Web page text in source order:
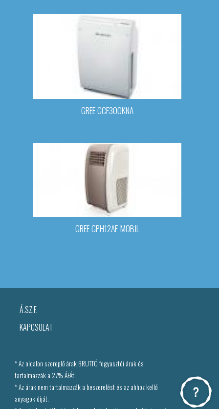
GREE GCF300KNA
GREE GPH12AF MOBIL
Á.SZ.F.
KAPCSOLAT
* Az oldalon szereplő árak BRUTTÓ fogyasztói árak és
tartalmazzák a 27% ÁFÁt.
* Az árak nem tartalmazzák a beszerelést és az ahhoz kellő
anyagok díját.